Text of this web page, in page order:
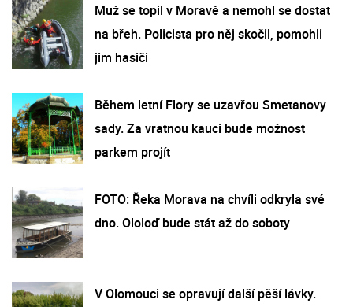
Muž se topil v Moravě a nemohl se dostat
na břeh. Policista pro něj skočil, pomohli
jim hasiči
Během letní Flory se uzavřou Smetanovy
sady. Za vratnou kauci bude možnost
parkem projít
FOTO: Řeka Morava na chvíli odkryla své
dno. Ololoď bude stát až do soboty
V Olomouci se opravují další pěší lávky.